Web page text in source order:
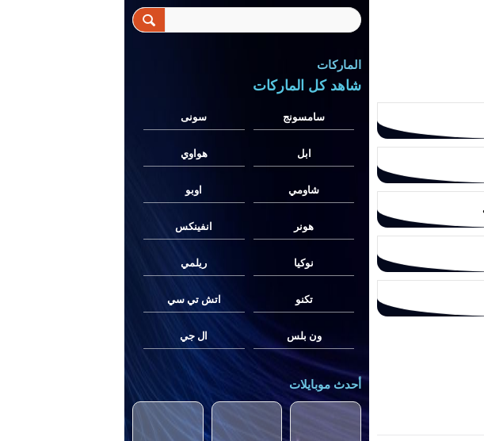
الماركات
شاهد كل الماركات
سامسونج سونى
ابل هواوي
شاومي اوبو
هونر انفينكس
نوكيا ريلمي
تكنو اتش تي سي
ون بلس ال جي
أحدث موبايلات